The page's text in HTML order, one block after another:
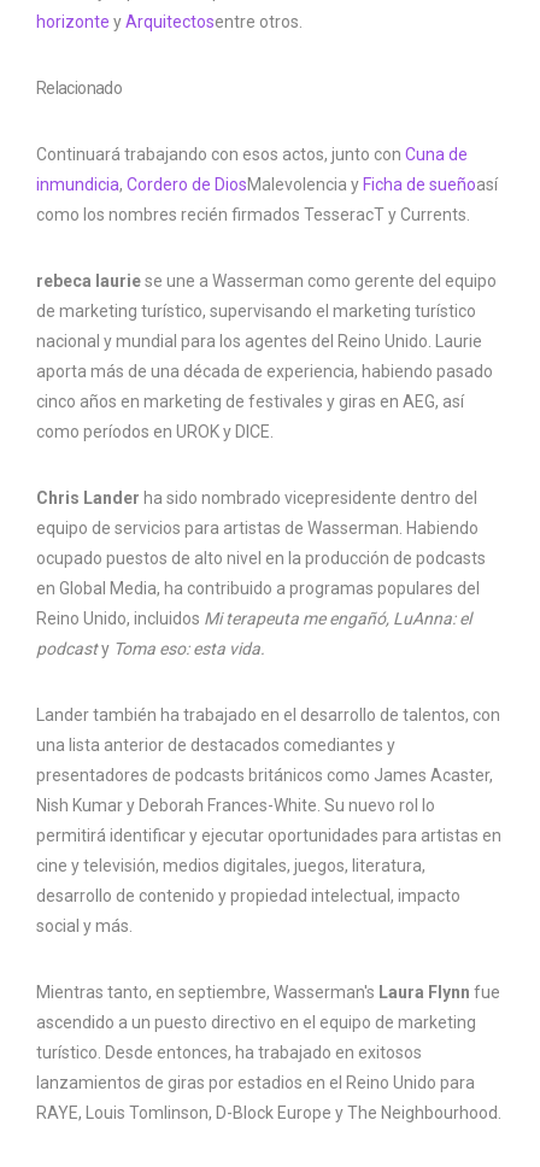
horizonte yArquitectosentre otros.
Relacionado
Continuará trabajando con esos actos, junto con Cuna de
inmundicia, Cordero de DiosMalevolencia yFicha de sueñoasí
como los nombres recién firmados TesseracT y Currents.
rebeca lauriese une a Wasserman como gerente del equipo
de marketing turístico, supervisando el marketing turístico
nacional y mundial para los agentes del Reino Unido. Laurie
aporta más de una década de experiencia, habiendo pasado
cinco años en marketing de festivales y giras en AEG, así
como períodos en UROK y DICE.
Chris Lander ha sido nombrado vicepresidente dentro del
equipo de servicios para artistas de Wasserman. Habiendo
ocupado puestos de alto nivel en la producción de podcasts
en Global Media, ha contribuido a programas populares del
Reino Unido, incluidos Mi terapeuta me engañó, LuAnna: el
podcasty Toma eso: esta vida.
Lander también ha trabajado en el desarrollo de talentos, con
una lista anterior de destacados comediantes y
presentadores de podcasts británicos como James Acaster,
Nish Kumar y Deborah Frances-White. Su nuevo rol lo
permitirá identificar y ejecutar oportunidades para artistas en
cine y televisión, medios digitales, juegos, literatura,
desarrollo de contenido y propiedad intelectual, impacto
social y más.
Mientras tanto, en septiembre, Wasserman's Laura Flynn fue
ascendido a un puesto directivo en el equipo de marketing
turístico. Desde entonces, ha trabajado en exitosos
lanzamientos de giras por estadios en el Reino Unido para
RAYE, Louis Tomlinson, D-Block Europe y The Neighbourhood.